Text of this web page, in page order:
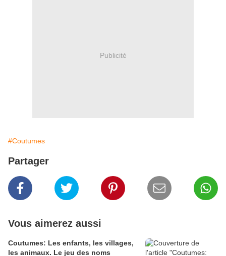
Publicité
#Coutumes
Partager
Vous aimerez aussi
Coutumes: Les enfants, les villages,
les animaux. Le jeu des noms